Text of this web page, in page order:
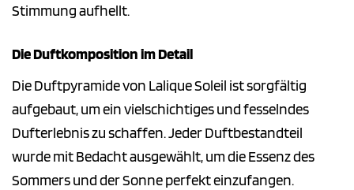
Stimmung aufhellt.
Die Duftkomposition im Detail
Die Duftpyramide von Lalique Soleil ist sorgfältig
aufgebaut, um ein vielschichtiges und fesselndes
Dufterlebnis zu schaffen. Jeder Duftbestandteil
wurde mit Bedacht ausgewählt, um die Essenz des
Sommers und der Sonne perfekt einzufangen.